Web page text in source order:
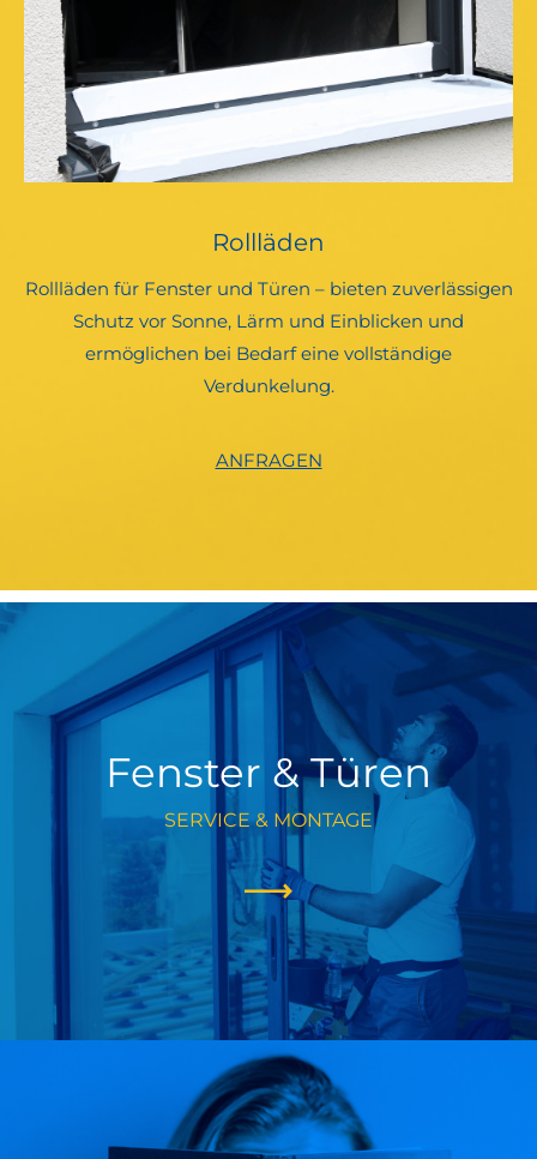
Rollläden
Rollläden für Fenster und Türen – bieten zuverlässigen
Schutz vor Sonne, Lärm und Einblicken und
ermöglichen bei Bedarf eine vollständige
Verdunkelung.
ANFRAGEN
Fenster & Türen
SERVICE & MONTAGE